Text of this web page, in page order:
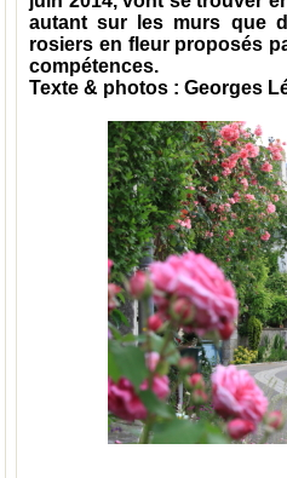
autant sur les murs que
rosiers en fleur proposés
compétences.
Texte & photos : Georges